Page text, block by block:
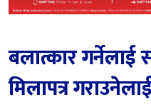
बलात्कार
मिलापत्र